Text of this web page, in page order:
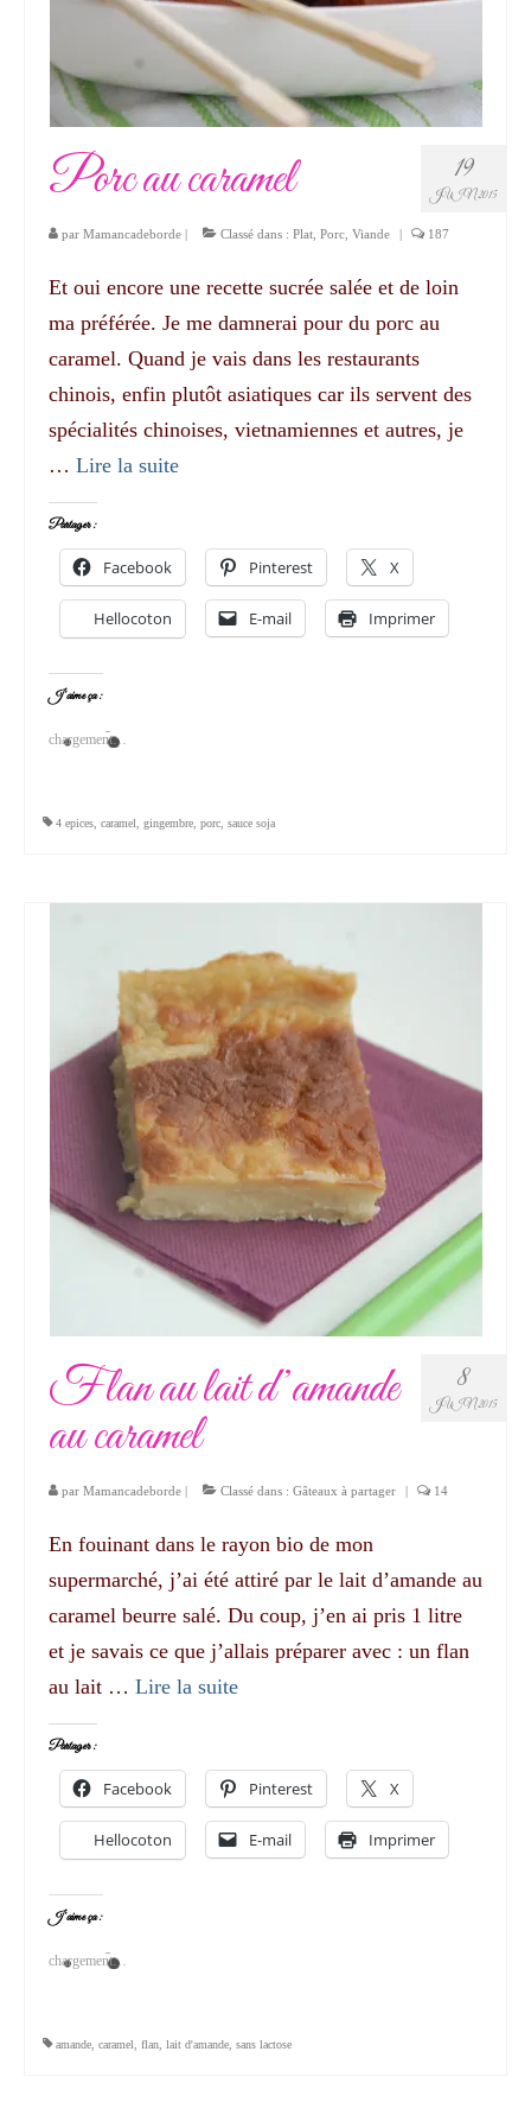
19
JUIN 2015
Porc au caramel
par Mamancadeborde | Classé dans : Plat Porc Viande | 187
Et oui encore une recette sucrée salée et de loin
ma préférée. Je me damnerai pour du porc au
caramel. Quand je vais dans les restaurants
chinois, enfin plutôt asiatiques car ils servent des
spécialités chinoises, vietnamiennes et autres, je
… Lire la suite­­
Partager :
Facebook Pinterest X
Hellocoton E-mail Imprimer
J’aime ça :
chargement…
4 epices caramel gingembre porc sauce soja
8
JUIN 2015
Flan au lait d’amande
au caramel
par Mamancadeborde | Classé dans : Gâteaux à partager | 14
En fouinant dans le rayon bio de mon
supermarché, j’ai été attiré par le lait d’amande au
caramel beurre salé. Du coup, j’en ai pris 1 litre
et je savais ce que j’allais préparer avec : un flan
au lait … Lire la suite­­
Partager :
Facebook Pinterest X
Hellocoton E-mail Imprimer
J’aime ça :
chargement…
amande caramel flan lait d'amande sans lactose